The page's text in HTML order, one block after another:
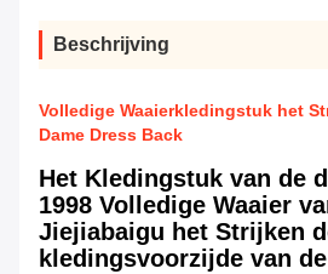
Beschrijving
Volledige Waaierkledingstuk het
Dame Dress Back
Het Kledingstuk van de
1998 Volledige Waaier
Jiejiabaigu het Strijken
kledingsvoorzijde van